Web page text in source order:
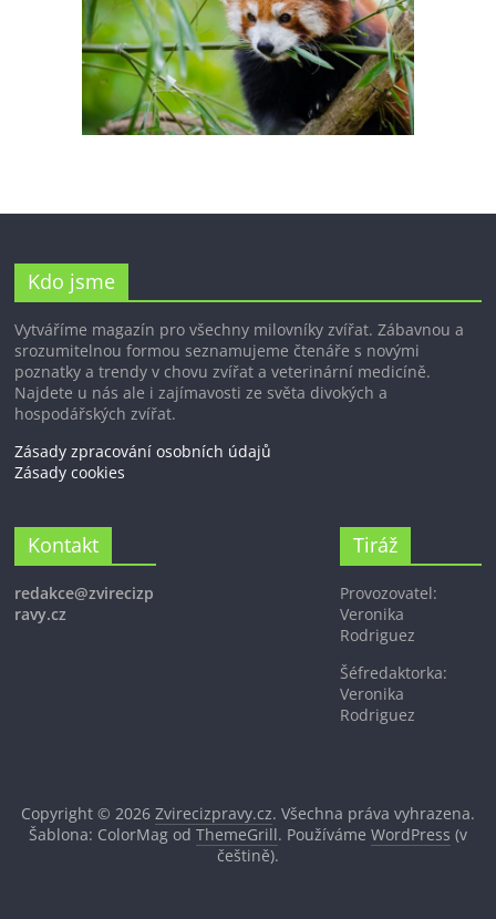
Kdo jsme
Vytváříme magazín pro všechny milovníky zvířat. Zábavnou a
srozumitelnou formou seznamujeme čtenáře s novými
poznatky a trendy v chovu zvířat a veterinární medicíně.
Najdete u nás ale i zajímavosti ze světa divokých a
hospodářských zvířat.
Zásady zpracování osobních údajů
Zásady cookies
Kontakt
redakce@zvirecizp
ravy.cz
Tiráž
Provozovatel:
Veronika
Rodriguez
Šéfredaktorka:
Veronika
Rodriguez
Copyright © 2026 Zvirecizpravy.cz. Všechna práva vyhrazena.
Šablona: ColorMag od ThemeGrill. Používáme WordPress (v
češtině).